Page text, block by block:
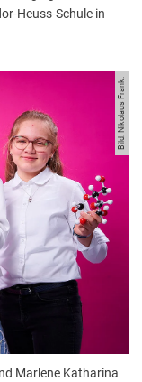
Heuss-Schule in
Bild: Nikolaus Frank.
Marlene Katharina